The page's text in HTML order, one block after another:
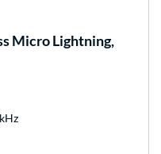
Micro Lightning,